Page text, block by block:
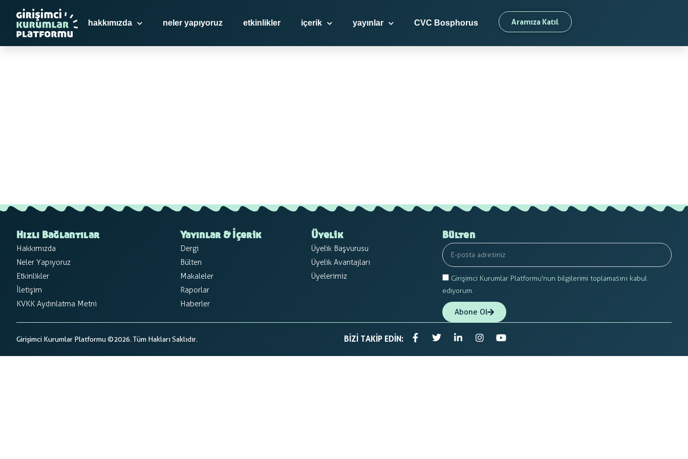
hakkımızda neler yapıyoruz etkinlikler içerik yayınlar CVC Bosphorus Aramıza Katıl
Hızlı Bağlantılar
Hakkımızda
Neler Yapıyoruz
Etkinlikler
İletişim
KVKK Aydınlatma Metni
Yayınlar & İçerik
Dergi
Bülten
Makaleler
Raporlar
Haberler
Üyelik
Üyelik Başvurusu
Üyelik Avantajları
Üyelerimiz
Bülten
Girişimci Kurumlar Platformu'nun bilgilerimi toplamasını kabul
ediyorum.
Abone Ol
Girişimci Kurumlar Platformu ©2026. Tüm Hakları Saklıdır. BIZI TAKIP EDIN: